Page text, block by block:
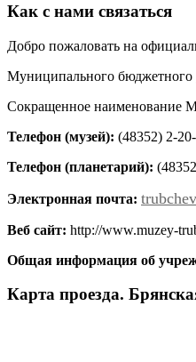
Как с нами связаться
Добро пожаловать на
Муниципального бюджетного
Сокращенное наименование
Телефон (музей): (48352) 2-
Телефон (планетарий):
Электронная почта:
Веб сайт: http://www.muzey-
Общая информация об
Карта проезда.